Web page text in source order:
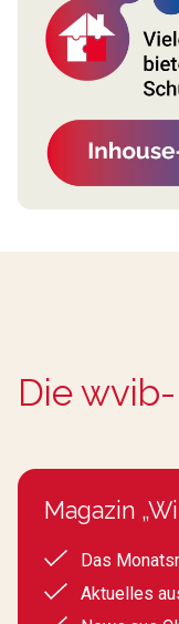
Die
Magazin
Das
Aktuelles